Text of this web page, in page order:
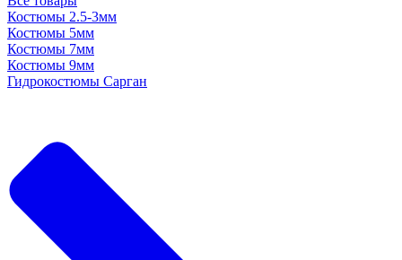
Костюмы 2.5-3мм
Костюмы 5мм
Костюмы 7мм
Костюмы 9мм
Гидрокостюмы Сарган